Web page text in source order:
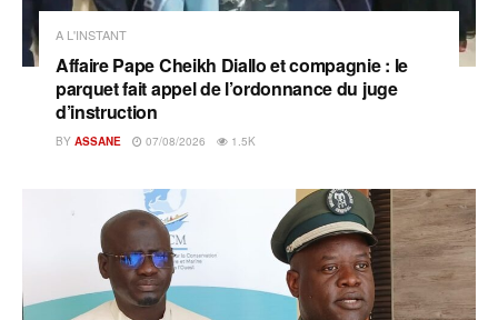
A L'INSTANT
Affaire Pape Cheikh Diallo et compagnie : le
parquet fait appel de l’ordonnance du juge
d’instruction
BY ASSANE 07/08/2026 1.5K